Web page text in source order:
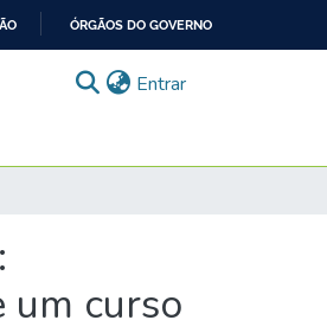
ÓRGÃOS DO GOVERNO
Entrar(current)
um curso